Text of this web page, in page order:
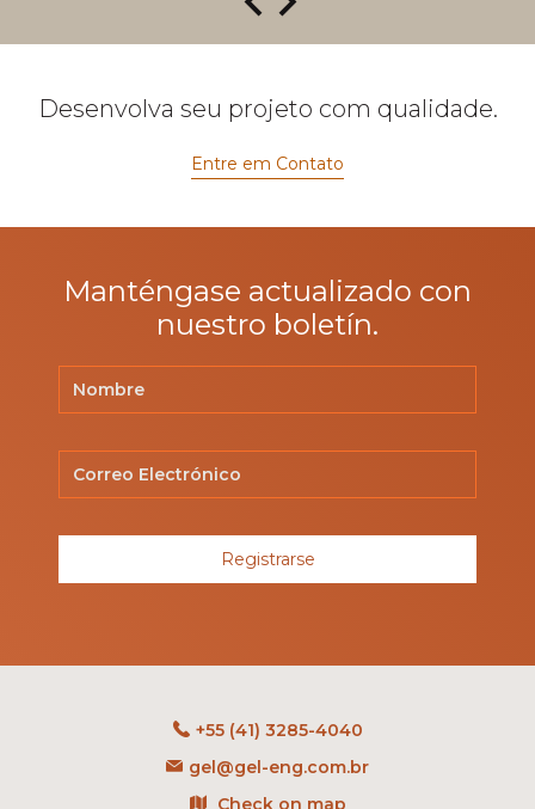
Desenvolva seu projeto com qualidade.
Entre em Contato
Manténgase actualizado con
nuestro boletín.
Registrarse
+55 (41) 3285-4040
gel@gel-eng.com.br
Check on map